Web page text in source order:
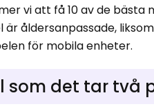
vi att få 10 av de
är åldersanpassade,
för mobila enheter.
som det tar två